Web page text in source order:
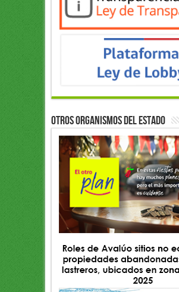
OTROS ORGANISMOS DEL ESTADO